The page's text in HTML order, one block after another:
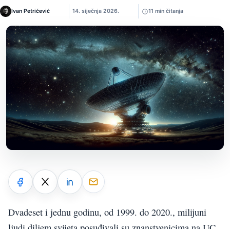
Ivan Petričević 14. siječnja 2026. 11 min čitanja
Dvadeset i jednu godinu, od 1999. do 2020., milijuni